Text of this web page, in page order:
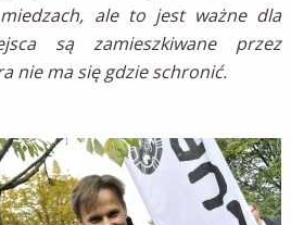
ale to jest ważne dla
są zamieszkiwane przez
nie ma się gdzie schronić.